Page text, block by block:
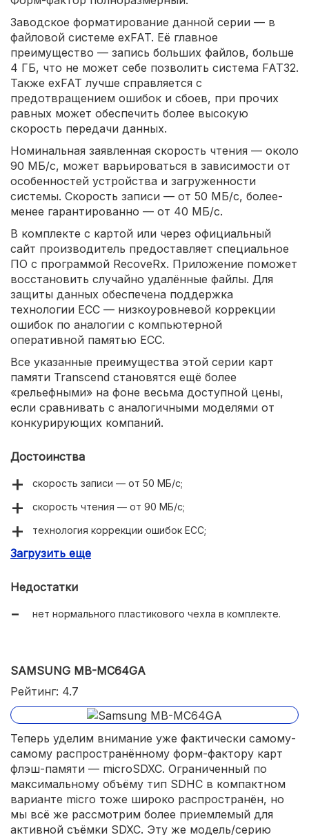
Заводское форматирование данной серии — в
файловой системе exFAT. Её главное
преимущество — запись больших файлов, больше
4 ГБ, что не может себе позволить система FAT32.
Также exFAT лучше справляется с
предотвращением ошибок и сбоев, при прочих
равных может обеспечить более высокую
скорость передачи данных.
Номинальная заявленная скорость чтения — около
90 МБ/с, может варьироваться в зависимости от
особенностей устройства и загруженности
системы. Скорость записи — от 50 МБ/с, более-
менее гарантированно — от 40 МБ/с.
В комплекте с картой или через официальный
сайт производитель предоставляет специальное
ПО с программой RecoveRx. Приложение поможет
восстановить случайно удалённые файлы. Для
защиты данных обеспечена поддержка
технологии ЕСС — низкоуровневой коррекции
ошибок по аналогии с компьютерной
оперативной памятью ЕСС.
Все указанные преимущества этой серии карт
памяти Transcend становятся ещё более
«рельефными» на фоне весьма доступной цены,
если сравнивать с аналогичными моделями от
конкурирующих компаний.
Достоинства
скорость записи — от 50 МБ/с;
скорость чтения — от 90 МБ/с;
технология коррекции ошибок ЕСС;
эффективный фирменный софт для восстановления
повышенная надёжность и безотказность в целом;
цена заметно ниже ближайших конкурентов при
Загрузить еще
Недостатки
нет нормального пластикового чехла в комплекте.
SAMSUNG MB-MC64GA
Рейтинг: 4.7
Теперь уделим внимание уже фактически самому-
самому распространённому форм-фактору карт
флэш-памяти — microSDXC. Ограниченный по
максимальному объёму тип SDHC в компактном
варианте micro тоже широко распространён, но
мы всё же рассмотрим более приемлемый для
активной съёмки SDXC. Эту же модель/серию